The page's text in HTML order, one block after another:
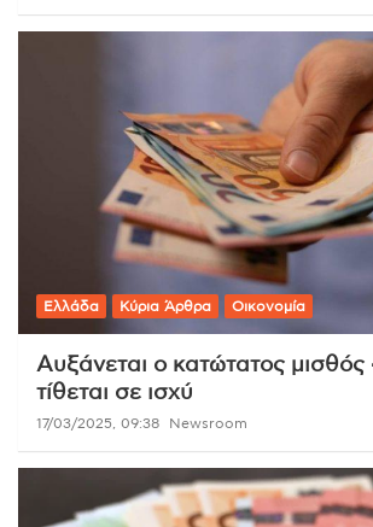
Ελλάδα Κύρια Άρθρα Οικονομία
Αυξάνεται ο κατώτατος μισθός
τίθεται σε ισχύ
17/03/2025, 09:38 Newsroom